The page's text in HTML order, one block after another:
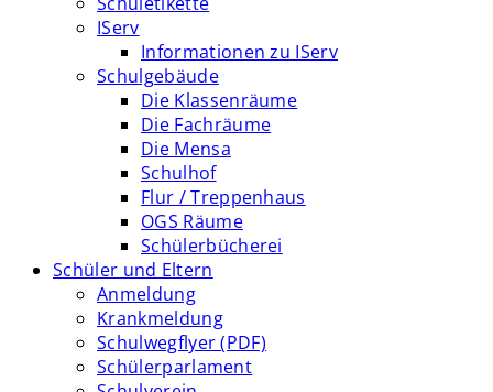
IServ
Informationen zu IServ
Schulgebäude
Die Klassenräume
Die Fachräume
Die Mensa
Schulhof
Flur / Treppenhaus
OGS Räume
Schülerbücherei
Schüler und Eltern
Anmeldung
Krankmeldung
Schulwegflyer (PDF)
Schülerparlament